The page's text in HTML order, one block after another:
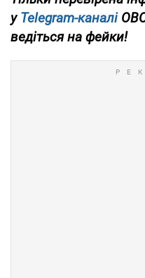
уTelegram-каналі
ведіться на фейки!